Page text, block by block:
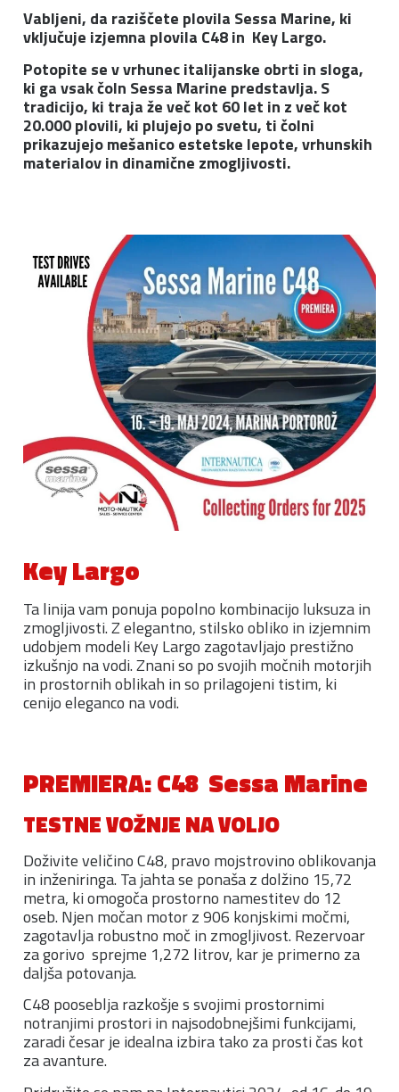
Vabljeni, da raziščete plovila Sessa Marine, ki
vključuje izjemna plovila C48 in Key Largo.
Potopite se v vrhunec italijanske obrti in sloga,
ki ga vsak čoln Sessa Marine predstavlja. S
tradicijo, ki traja že več kot 60 let in z več kot
20.000 plovili, ki plujejo po svetu, ti čolni
prikazujejo mešanico estetske lepote, vrhunskih
materialov in dinamične zmogljivosti.
Key Largo
Ta linija vam ponuja popolno kombinacijo luksuza in
zmogljivosti. Z elegantno, stilsko obliko in izjemnim
udobjem modeli Key Largo zagotavljajo prestižno
izkušnjo na vodi. Znani so po svojih močnih motorjih
in prostornih oblikah in so prilagojeni tistim, ki
cenijo eleganco na vodi.
PREMIERA: C48 Sessa Marine
TESTNE VOŽNJE NA VOLJO
Doživite veličino C48, pravo mojstrovino oblikovanja
in inženiringa. Ta jahta se ponaša z dolžino 15,72
metra, ki omogoča prostorno namestitev do 12
oseb. Njen močan motor z 906 konjskimi močmi,
zagotavlja robustno moč in zmogljivost. Rezervoar
za gorivo sprejme 1,272 litrov, kar je primerno za
daljša potovanja.
C48 pooseblja razkošje s svojimi prostornimi
notranjimi prostori in najsodobnejšimi funkcijami,
zaradi česar je idealna izbira tako za prosti čas kot
za avanture.